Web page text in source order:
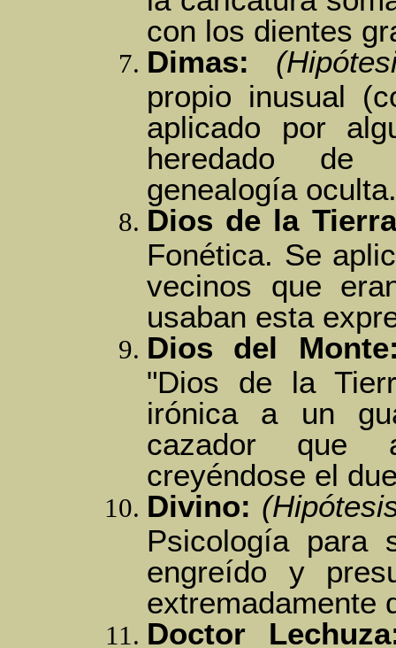
con los dientes
Dimas:
propio inusual
aplicado por
heredado de
genealogía oculta.
Dios de la
Fonética. Se
vecinos que
usaban esta
Dios del
"Dios de la
irónica a un
cazador que
creyéndose el
Divino:
Psicología para
engreído y
extremadamente
Doctor